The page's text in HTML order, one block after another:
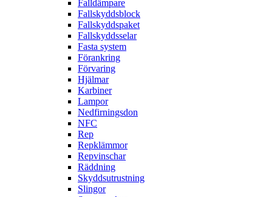
Falldämpare
Fallskyddsblock
Fallskyddspaket
Fallskyddsselar
Fasta system
Förankring
Förvaring
Hjälmar
Karbiner
Lampor
Nedfirningsdon
NFC
Rep
Repklämmor
Repvinschar
Räddning
Skyddsutrustning
Slingor